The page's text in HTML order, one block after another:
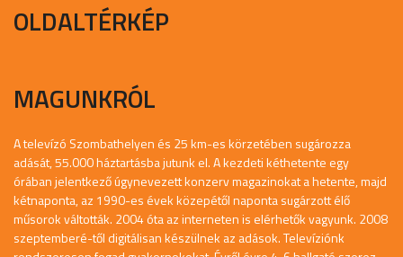
OLDALTÉRKÉP
MAGUNKRÓL
A televízó Szombathelyen és 25 km-es körzetében sugározza
adását, 55.000 háztartásba jutunk el. A kezdeti kéthetente egy
órában jelentkező úgynevezett konzerv magazinokat a hetente, majd
kétnaponta, az 1990-es évek közepétől naponta sugárzott élő
műsorok váltották. 2004 óta az interneten is elérhetők vagyunk. 2008
szeptemberé-től digitálisan készülnek az adások. Televíziónk